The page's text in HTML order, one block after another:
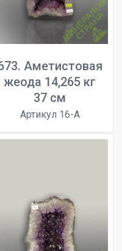
Аметистовая
жеода 14,265 кг
37 см
Артикул 16-A